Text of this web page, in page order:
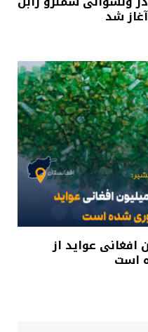
۸.۱ میلیون افغانی عواید از
است